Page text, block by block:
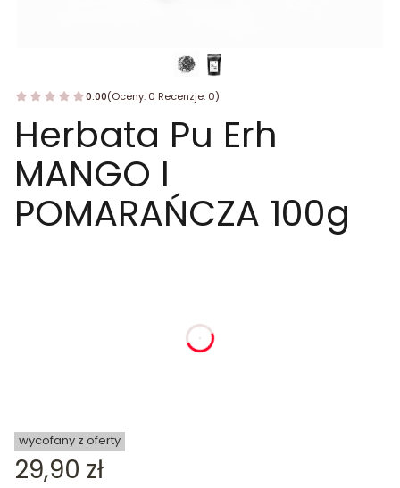
0.00(Oceny: 0 Recenzje: 0)
Herbata Pu Erh
MANGO I
POMARAŃCZA 100g
wycofany z oferty
Cena
29,90 zł